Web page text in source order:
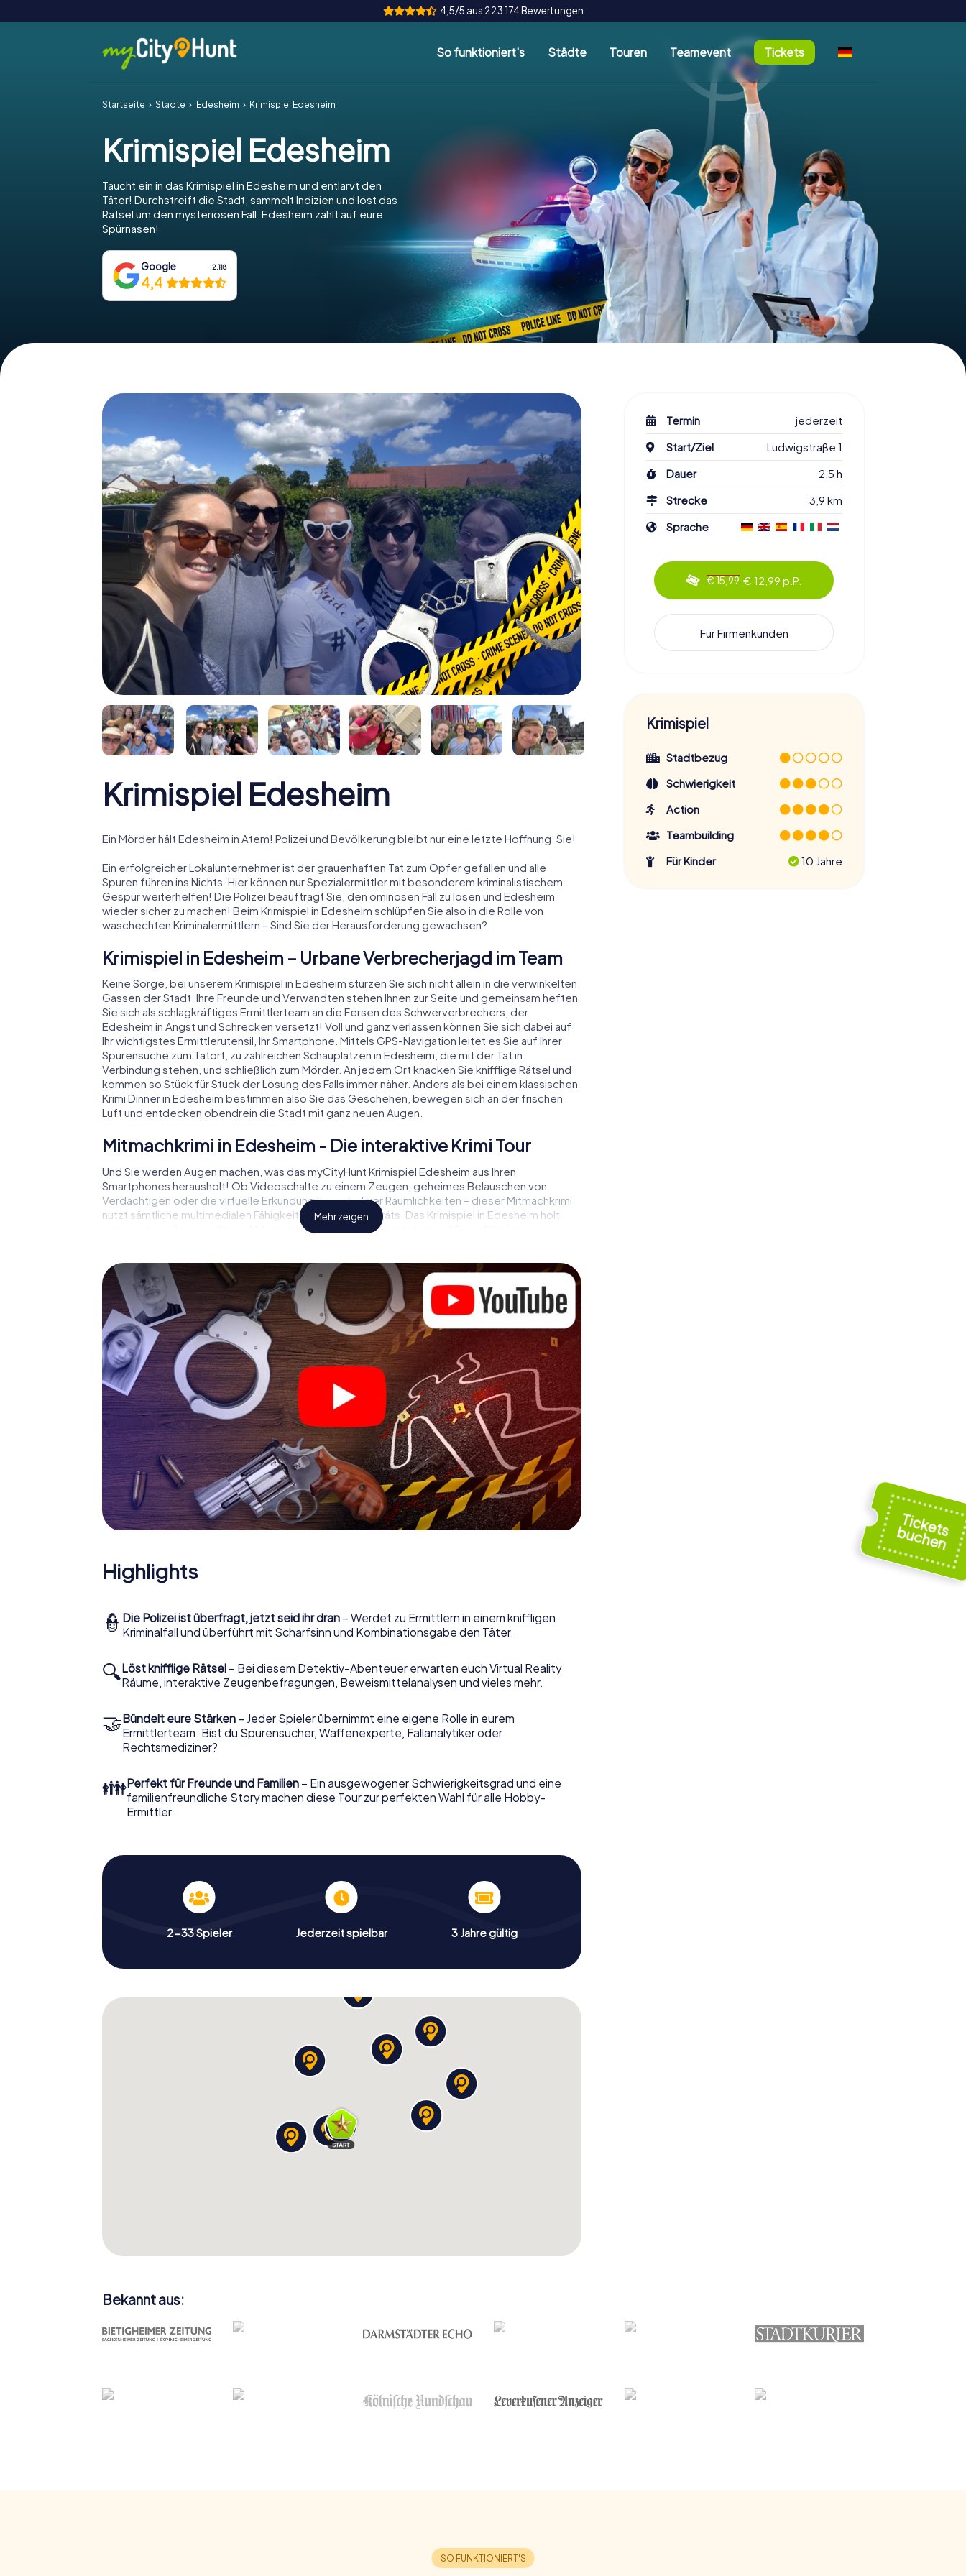
4,5/5 aus 223.174 Bewertungen
So funktioniert's Städte Touren Teamevent Tickets
Startseite Städte Edesheim Krimispiel Edesheim
Krimispiel Edesheim
Taucht ein in das Krimispiel in Edesheim und entlarvt den
Täter! Durchstreift die Stadt, sammelt Indizien und löst das
Rätsel um den mysteriösen Fall. Edesheim zählt auf eure
Spürnasen!
Google 2.118
4,4
Krimispiel Edesheim
Ein Mörder hält Edesheim in Atem! Polizei und Bevölkerung bleibt nur eine letzte Hoffnung: Sie!
Ein erfolgreicher Lokalunternehmer ist der grauenhaften Tat zum Opfer gefallen und alle
Spuren führen ins Nichts. Hier können nur Spezialermittler mit besonderem kriminalistischem
Gespür weiterhelfen! Die Polizei beauftragt Sie, den ominösen Fall zu lösen und Edesheim
wieder sicher zu machen! Beim Krimispiel in Edesheim schlüpfen Sie also in die Rolle von
waschechten Kriminalermittlern – Sind Sie der Herausforderung gewachsen?
Krimispiel in Edesheim – Urbane Verbrecherjagd im Team
Keine Sorge, bei unserem Krimispiel in Edesheim stürzen Sie sich nicht allein in die verwinkelten
Gassen der Stadt. Ihre Freunde und Verwandten stehen Ihnen zur Seite und gemeinsam heften
Sie sich als schlagkräftiges Ermittlerteam an die Fersen des Schwerverbrechers, der
Edesheim in Angst und Schrecken versetzt! Voll und ganz verlassen können Sie sich dabei auf
Ihr wichtigstes Ermittlerutensil, Ihr Smartphone. Mittels GPS-Navigation leitet es Sie auf Ihrer
Spurensuche zum Tatort, zu zahlreichen Schauplätzen in Edesheim, die mit der Tat in
Verbindung stehen, und schließlich zum Mörder. An jedem Ort knacken Sie knifflige Rätsel und
kommen so Stück für Stück der Lösung des Falls immer näher. Anders als bei einem klassischen
Krimi Dinner in Edesheim bestimmen also Sie das Geschehen, bewegen sich an der frischen
Luft und entdecken obendrein die Stadt mit ganz neuen Augen.
Mitmachkrimi in Edesheim - Die interaktive Krimi Tour
Und Sie werden Augen machen, was das myCityHunt Krimispiel Edesheim aus Ihren
Smartphones herausholt! Ob Videoschalte zu einem Zeugen, geheimes Belauschen von
Verdächtigen oder die virtuelle Erkundung konspirativer Räumlichkeiten – dieser Mitmachkrimi
nutzt sämtliche multimedialen Fähigkeiten Ihres Handgeräts. Das Krimispiel in Edesheim holt
aber auch aus Ihnen und Ihren Mitstreitern verborgene Talente heraus! Sie schlüpfen in
Ihre Handys gespielt, die Ihrem jeweiligem Charakter entsprechen und dem Schlagwort
„Abwechslungsreichtum“ an ganz neue Bedeutung verleihen.
Das Krimispiel in Edesheim kann beginnen!
Nun fehlt Ihnen nur noch eine Kleinigkeit, um mit Ihren Ermittlungen in Edesheim zu starten: Ihr
Ticketcode! Ordern Sie ihn mit wenigen Klicks in unserem Ticketshop, schon in wenigen
Minuten finden Sie ihn in Ihrem eMail-Postfach. Jetzt starten Sie Ihren Online-Browser, geben
Ihren Code ein – und sind startklar!
Worauf warten Sie noch? Edesheim zählt auf Sie!
Mehr zeigen
Highlights
👮 Die Polizei ist überfragt, jetzt seid ihr dran – Werdet zu Ermittlern in einem kniffligen
Kriminalfall und überführt mit Scharfsinn und Kombinationsgabe den Täter.
🔍Löst knifflige Rätsel – Bei diesem Detektiv-Abenteuer erwarten euch Virtual Reality
Räume, interaktive Zeugenbefragungen, Beweismittelanalysen und vieles mehr.
🤝Bündelt eure Stärken – Jeder Spieler übernimmt eine eigene Rolle in eurem
Ermittlerteam. Bist du Spurensucher, Waffenexperte, Fallanalytiker oder
Rechtsmediziner?
👪Perfekt für Freunde und Familien – Ein ausgewogener Schwierigkeitsgrad und eine
familienfreundliche Story machen diese Tour zur perfekten Wahl für alle Hobby-
Ermittler.
2-33 Spieler Jederzeit spielbar 3 Jahre gültig
Termin
jederzeit
Start/Ziel
Ludwigstraße 1
Dauer
2,5 h
Strecke
3,9 km
Sprache
€ 15,99 € 12,99 p.P.
Für Firmenkunden
Krimispiel
Stadtbezug
Schwierigkeit
Action
Teambuilding
Für Kinder
10 Jahre
Bekannt aus: